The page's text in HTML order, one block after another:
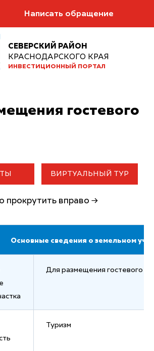
Написать обращение
СЕВЕРСКИЙ РАЙОН
КРАСНОДАРСКОГО КРАЯ
ИНВЕСТИЦИОННЫЙ ПОРТАЛ
гостевого
ВИРТУАЛЬНЫЙ ТУР
прокрутить вправо →
Основные сведения о земельном
Для размещения гостевого
Туризм